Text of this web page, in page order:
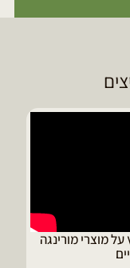
דיוויד ממליץ על